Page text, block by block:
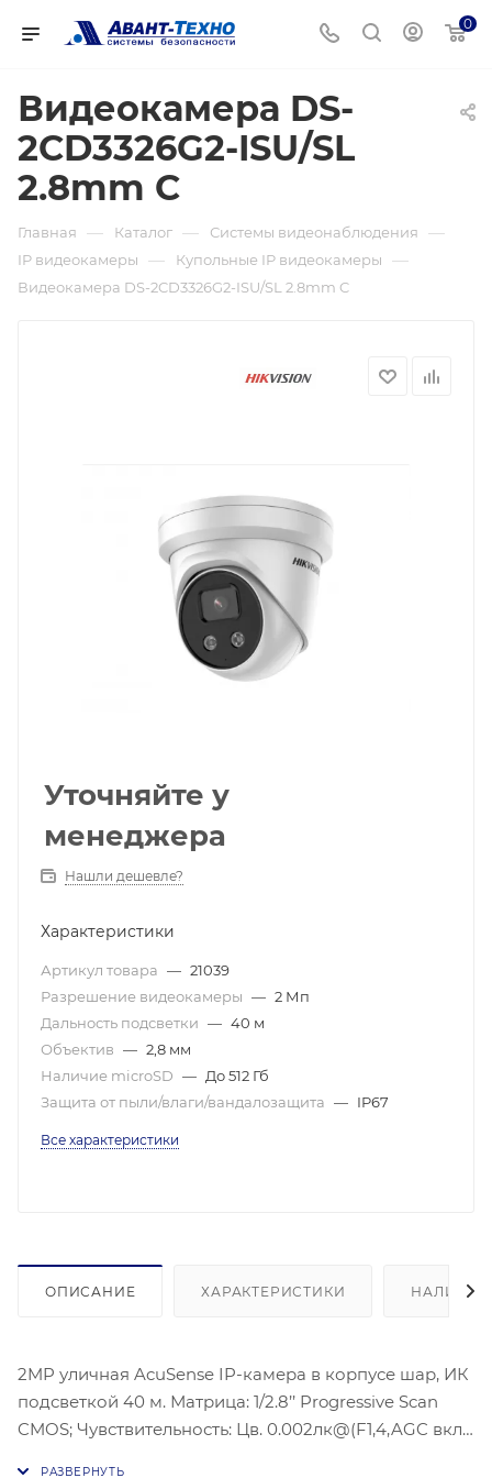
0
Видеокамера DS-
2CD3326G2-ISU/SL
2.8mm C
Главная — Каталог — Системы видеонаблюдения —
IP видеокамеры — Купольные IP видеокамеры —
Видеокамера DS-2CD3326G2-ISU/SL 2.8mm C
Уточняйте у
менеджера
Нашли дешевле?
Характеристики
Артикул товара — 21039
Разрешение видеокамеры — 2 Мп
Дальность подсветки — 40 м
Объектив — 2,8 мм
Наличие microSD — До 512 Гб
Защита от пыли/влаги/вандалозащита — IP67
Все характеристики
ОПИСАНИЕ ХАРАКТЕРИСТИКИ НАЛИЧИЕ
2MP уличная AcuSense IP-камера в корпусе шар, ИК
подсветкой 40 м. Матрица: 1/2.8’’ Progressive Scan
CMOS; Чувствительность: Цв. 0.002лк@(F1,4,AGC вкл.),